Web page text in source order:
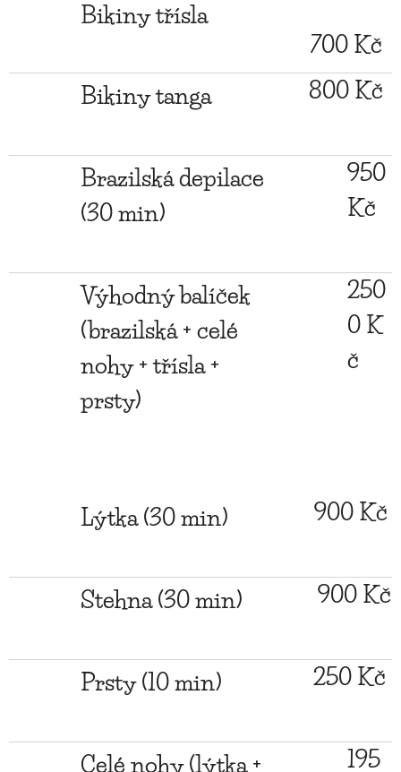
Bikiny třísla
700 Kč
Bikiny tanga
800 Kč
Brazilská depilace
(30 min)
950
Kč
Výhodný balíček
(brazilská + celé
nohy + třísla +
prsty)
250
0 K
č
Lýtka (30 min) 900 Kč
Stehna (30 min) 900 Kč
Prsty (10 min) 250 Kč
Celé nohy (lýtka +
195